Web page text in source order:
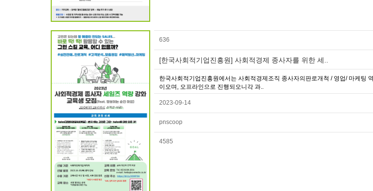
636
[한국사회적기업진흥원] 사회적경제 종사자를 위한 세..
한국사회적기업진흥원에서는 사회적경제조직 종사자의판로개척 / 영업/ 마케팅
이오며, 오프라인으로 진행되오니각 과..
2023-09-14
pnscoop
4585